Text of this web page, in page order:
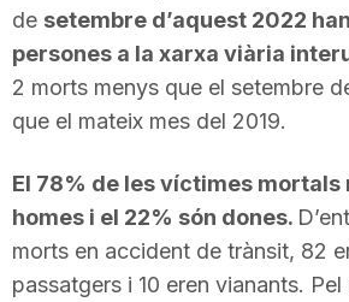
de setembre d’aquest 2022
persones a la xarxa viària
2 morts menys que el setembre
que el mateix mes del 2019.
El 78% de les víctimes
homes i el 22% són dones.
morts en accident de trànsit, 82
passatgers i 10 eren vianants.